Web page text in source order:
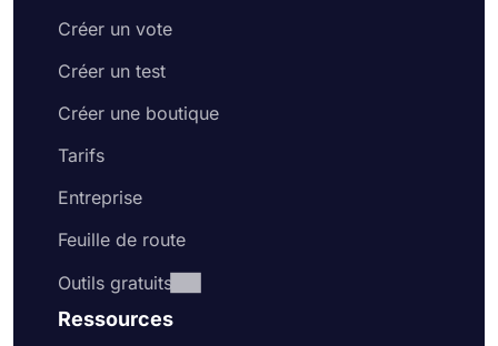
Créer un vote
Créer un test
Créer une boutique
Tarifs
Entreprise
Feuille de route
Outils gratuits
Ressources